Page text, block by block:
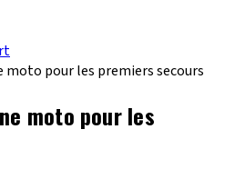
moto pour les premiers secours
moto pour les